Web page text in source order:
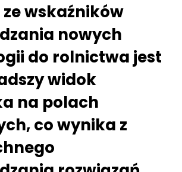
wskaźników
nowych
do rolnictwa jest
widok
na polach
co wynika z